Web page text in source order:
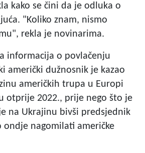
kako se čini da je odluka o
"Koliko znam, nismo
rekla je novinarima.
informacija o povlačenju
američki dužnosnik je kazao
američkih trupa u Europi
otprije 2022., prije nego što je
na Ukrajinu bivši predsjednik
ondje nagomilati američke